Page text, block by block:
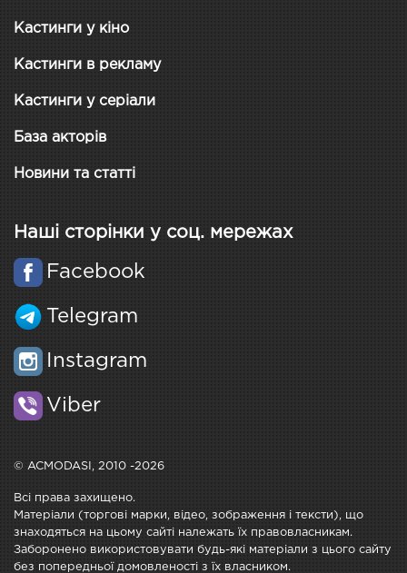
Кастинги у кіно
Кастинги в рекламу
Кастинги у серіали
База акторів
Новини та статті
Наші сторінки у соц. мережах
Facebook
Telegram
Instagram
Viber
© ACMODASI, 2010 -2026
Всі права захищено.
Матеріали (торгові марки, відео, зображення і тексти), що
знаходяться на цьому сайті належать їх правовласникам.
Заборонено використовувати будь-які матеріали з цього сайту
без попередньої домовленості з їх власником.